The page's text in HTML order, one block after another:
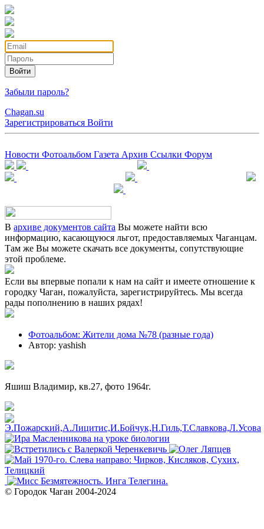
Войти
Забыли пароль?
Chagan.su
Зарегистрироваться Войти
Новости Фотоальбом Газета Архив Ссылки Форум
В архиве документов сайта Вы можете найти всю
информацию, касающуюся льгот, предоставляемых Чаганцам.
Там же Вы можете скачать все документы, сопутствующие
этой проблеме.
Если вы впервые попали к нам на сайт и имеете отношение к
городку Чаган, пожалуйста, зарегистрируйтесь. Мы всегда
рады пополнению в наших рядах!
Фотоальбом: Жители дома №78 (разные года)
Автор: yashish
Яшиш Владимир, кв.27, фото 1964г.
© Городок Чаган 2004-2024